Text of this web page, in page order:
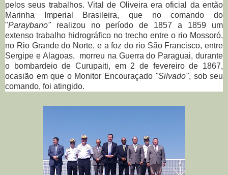
pelos seus trabalhos. Vital de Oliveira era oficial da então
Marinha Imperial Brasileira, que no comando do
"Paraybano"realizou no período de 1857 a 1859 um
extenso trabalho hidrográfico no trecho entre o rio Mossoró,
no Rio Grande do Norte, e a foz do rio São Francisco, entre
Sergipe e Alagoas, morreu na Guerra do Paraguai, durante
o bombardeio de Curupaiti, em 2 de fevereiro de 1867,
ocasião em que o Monitor Encouraçado"Silvado", sob seu
comando, foi atingido.